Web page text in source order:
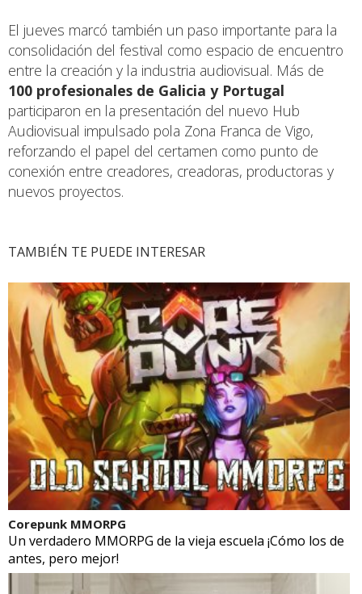
El jueves marcó también un paso importante para la
consolidación del festival como espacio de encuentro
entre la creación y la industria audiovisual. Más de
100 profesionales de Galicia y Portugal
participaron en la presentación del nuevo Hub
Audiovisual impulsado pola Zona Franca de Vigo,
reforzando el papel del certamen como punto de
conexión entre creadores, creadoras, productoras y
nuevos proyectos.
TAMBIÉN TE PUEDE INTERESAR
Corepunk MMORPG
Un verdadero MMORPG de la vieja escuela ¡Cómo los de
antes, pero mejor!